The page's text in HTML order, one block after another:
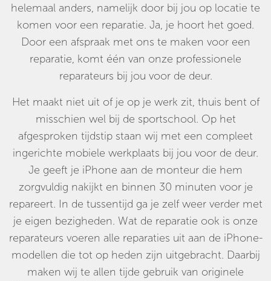
helemaal anders, namelijk door bij jou op locatie te
komen voor een reparatie. Ja, je hoort het goed.
Door een afspraak met ons te maken voor een
reparatie, komt één van onze professionele
reparateurs bij jou voor de deur.
Het maakt niet uit of je op je werk zit, thuis bent of
misschien wel bij de sportschool. Op het
afgesproken tijdstip staan wij met een compleet
ingerichte mobiele werkplaats bij jou voor de deur.
Je geeft je iPhone aan de monteur die hem
zorgvuldig nakijkt en binnen 30 minuten voor je
repareert. In de tussentijd ga je zelf weer verder met
je eigen bezigheden. Wat de reparatie ook is onze
reparateurs voeren alle reparaties uit aan de iPhone-
modellen die tot op heden zijn uitgebracht. Daarbij
maken wij te allen tijde gebruik van originele